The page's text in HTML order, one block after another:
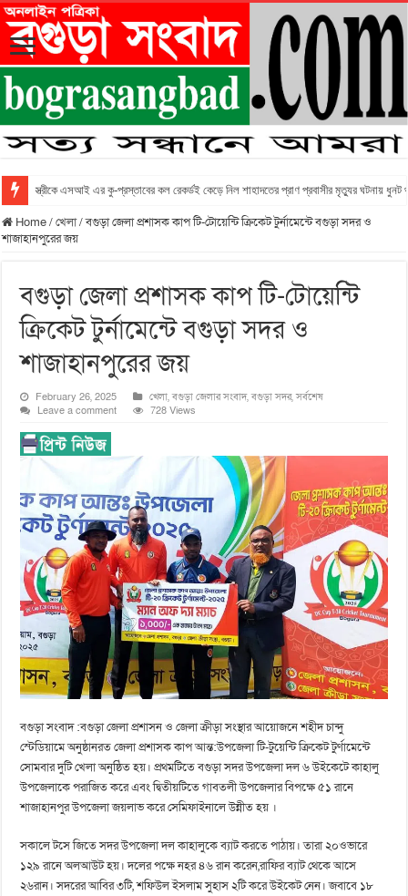
স্ত্রীকে এসআই এর কু-প্রস্তাবের কল রেকর্ডই কেড়ে নিল শাহাদতের প্রাণ প্রবাসীর মৃত্যুর ঘটনায় ধুনট
Home/খেলা/বগুড়া জেলা প্রশাসক কাপ টি-টোয়েন্টি ক্রিকেট টুর্নামেন্টে বগুড়া সদর ও
শাজাহানপুরের জয়
বগুড়া জেলা প্রশাসক কাপ টি-টোয়েন্টি
ক্রিকেট টুর্নামেন্টে বগুড়া সদর ও
শাজাহানপুরের জয়
February 26, 2025 খেলা,বগুড়া জেলার সংবাদ,বগুড়া সদর,সর্বশেষ
Leave a comment
728 Views
বগুড়া সংবাদ :বগুড়া জেলা প্রশাসন ও জেলা ক্রীড়া সংস্থার আয়োজনে শহীদ চান্দু
স্টেডিয়ামে অনুষ্ঠানরত জেলা প্রশাসক কাপ আন্ত:উপজেলা টি-টুয়েন্টি ক্রিকেট টুর্ণামেন্টে
সোমবার দুটি খেলা অনুষ্ঠিত হয়। প্রথমটিতে বগুড়া সদর উপজেলা দল ৬ উইকেটে কাহালু
উপজেলাকে পরাজিত করে এবং দ্বিতীয়টিতে গাবতলী উপজেলার বিপক্ষে ৫১ রানে
শাজাহানপুর উপজেলা জয়লাভ করে সেমিফাইনালে উন্নীত হয় ।
সকালে টসে জিতে সদর উপজেলা দল কাহালুকে ব্যাট করতে পাঠায়। তারা ২০ওভারে
১২৯ রানে অলআউট হয়। দলের পক্ষে নহর ৪৬ রান করেন,রাফির ব্যাট থেকে আসে
২৬রান। সদরের আবির ৩টি, শফিউল ইসলাম সুহাস ২টি করে উইকেট নেন। জবাবে ১৮